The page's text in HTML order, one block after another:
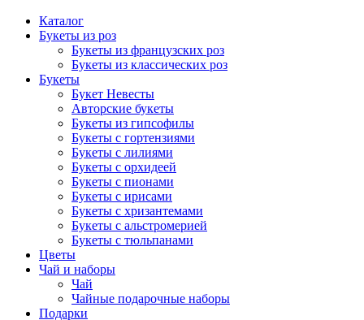
Каталог
Букеты из роз
Букеты из французских роз
Букеты из классических роз
Букеты
Букет Невесты
Авторские букеты
Букеты из гипсофилы
Букеты с гортензиями
Букеты с лилиями
Букеты с орхидеей
Букеты с пионами
Букеты с ирисами
Букеты с хризантемами
Букеты с альстромерией
Букеты с тюльпанами
Цветы
Чай и наборы
Чай
Чайные подарочные наборы
Подарки